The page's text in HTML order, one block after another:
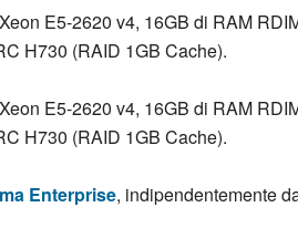
E5-2620 v4, 16GB di RAM
H730 (RAID 1GB Cache).
E5-2620 v4, 16GB di RAM
H730 (RAID 1GB Cache).
Enterprise, indipendentemente